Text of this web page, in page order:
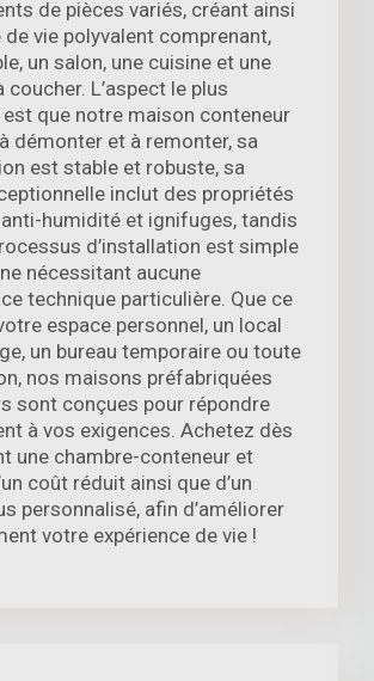
de pièces variés, créant ainsi
de vie polyvalent comprenant,
un salon, une cuisine et une
coucher. L’aspect le plus
que notre maison conteneur
démonter et à remonter, sa
est stable et robuste, sa
inclut des propriétés
humidité et ignifuges, tandis
d’installation est simple
nécessitant aucune
technique particulière. Que ce
espace personnel, un local
un bureau temporaire ou toute
nos maisons préfabriquées
sont conçues pour répondre
à vos exigences. Achetez dès
une chambre-conteneur et
coût réduit ainsi que d’un
personnalisé, afin d’améliorer
votre expérience de vie !